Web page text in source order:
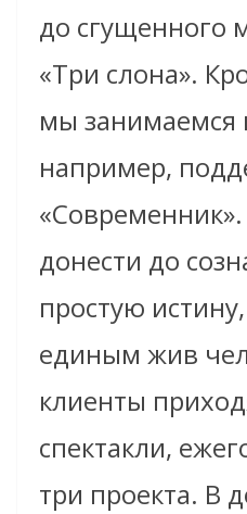
до сгущенного
«Три слона».
мы занимаемся
например,
донести до
простую
единым жив
клиенты
спектакли,
три проекта. В